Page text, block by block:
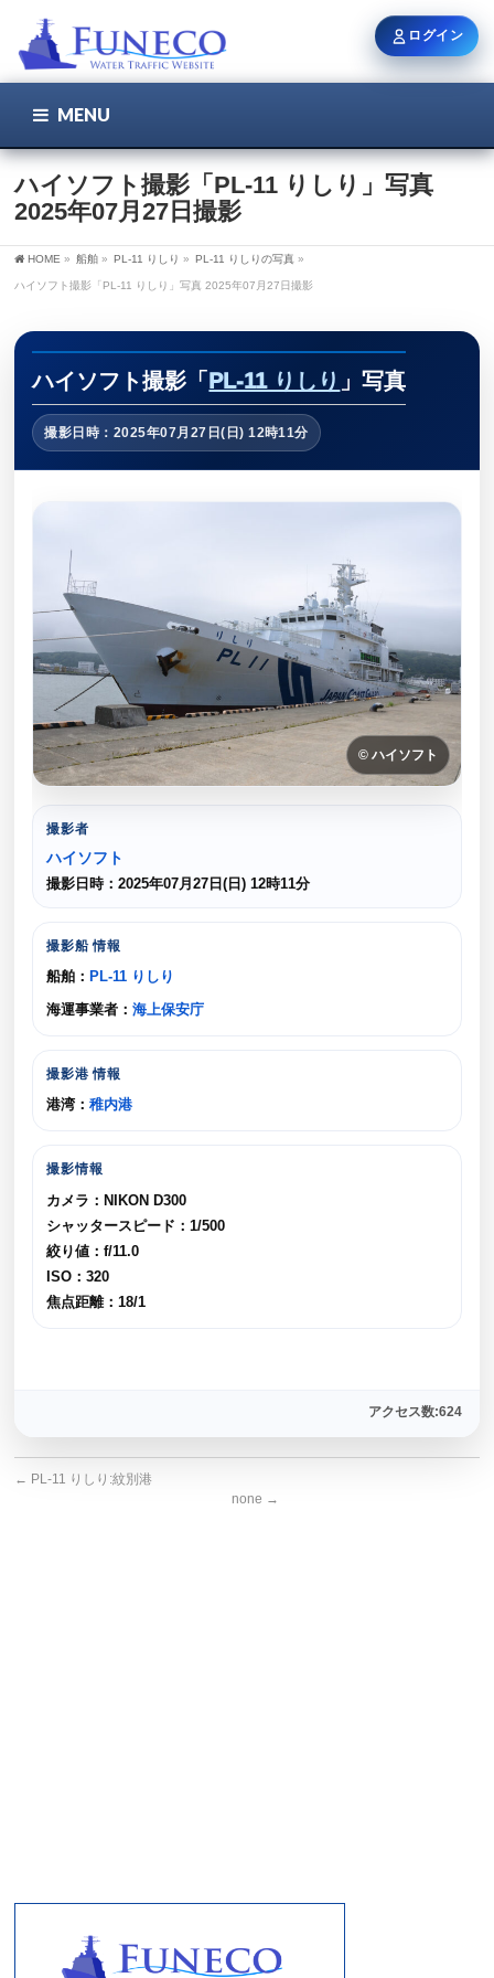
MENU
ハイソフト撮影「PL-11 りしり」写真
2025年07月27日撮影
HOME » 船舶 » PL-11 りしり » PL-11 りしりの写真 »
ハイソフト撮影「PL-11 りしり」写真 2025年07月27日撮影
ハイソフト撮影「 PL-11 りしり 」写真
撮影日時：2025年07月27日(日) 12時11分
© ハイソフト
撮影者
ハイソフト
撮影日時：2025年07月27日(日) 12時11分
撮影船 情報
船舶： PL-11 りしり
海運事業者：海上保安庁
撮影港 情報
港湾：稚内港
撮影情報
カメラ：NIKON D300
シャッタースピード：1/500
絞り値：f/11.0
ISO：320
焦点距離：18/1
アクセス数:624
← PL-11 りしり:紋別港
none →
ログイン
ユーザー名 / メール
パスワード
新規登録 パスワードを忘れた方